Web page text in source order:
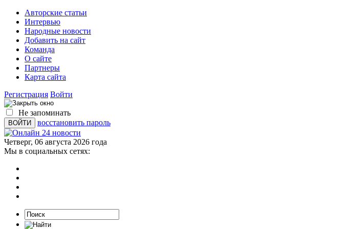
Авторские статьи
Интервью
Народные новости
Добавить на сайт
Команда
О сайте
Партнеры
Карта сайта
Регистрация Войти
Не запоминать
восстановить пароль
Четверг, 06 августа 2026 года
Мы в социальных сетях: